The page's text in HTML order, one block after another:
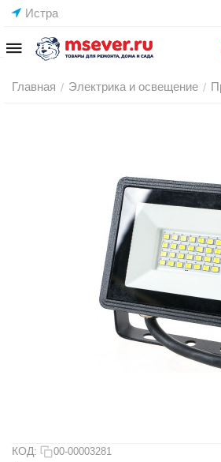
Истра
Главная / Электрика и освещение /
КОД: 00-00003281